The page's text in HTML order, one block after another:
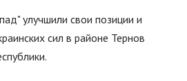
"улучшили свои позиции и
сил в районе Тернов